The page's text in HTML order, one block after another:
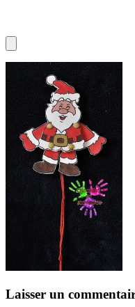
Laisser un